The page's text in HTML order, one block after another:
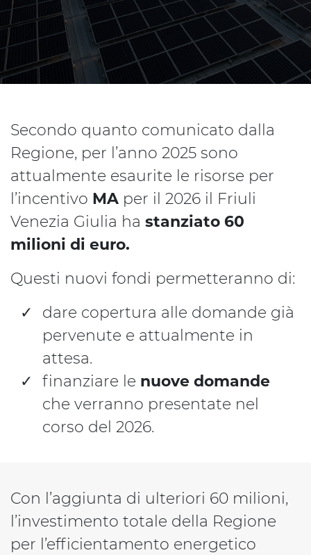
Secondo quanto comunicato dalla
Regione, per l’anno 2025 sono
attualmente esaurite le risorse per
l’incentivo MA per il 2026 il Friuli
Venezia Giulia ha stanziato 60
milioni di euro.
Questi nuovi fondi permetteranno di:
dare copertura alle domande già
pervenute e attualmente in
attesa.
finanziare le nuove domande
che verranno presentate nel
corso del 2026.
Con l’aggiunta di ulteriori 60 milioni,
l’investimento totale della Regione
per l’efficientamento energetico